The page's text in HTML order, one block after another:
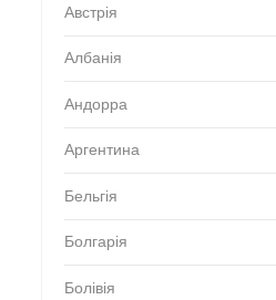
Австрія
Албанія
Андорра
Аргентина
Бельгія
Болгарія
Болівія